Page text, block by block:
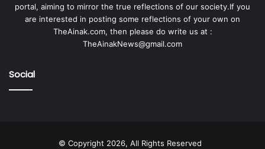
portal, aiming to mirror the true reflections of our society.If you
are interested in posting some reflections of your own on
TheAinak.com, then please do write us at :
TheAinakNews@gmail.com
Social
© Copyright 2026, All Rights Reserved